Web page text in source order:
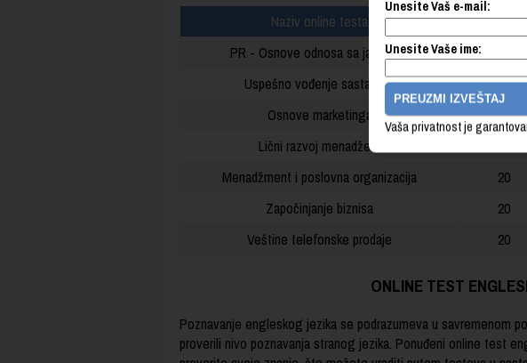
Unesite Vaš e-mail:
Unesite Vaše ime:
Vaša privatnost je
Naziv online testa Br.
PR - Osnove odnosa sa javnošću
Uspešno vođenje sastanaka
20
Osnove marketinga
20
Lični razvoj menadžera
Menadžment i poslovna organizacija
20
Započinjanje biznisa
20
Veštine telefonske prodaje
20
ONLINE TEST
Poznavanje engleskog jezika se podrazumeva u savremenom
proverili nivo poznavanja stranog jezika. Ponuđeni online test